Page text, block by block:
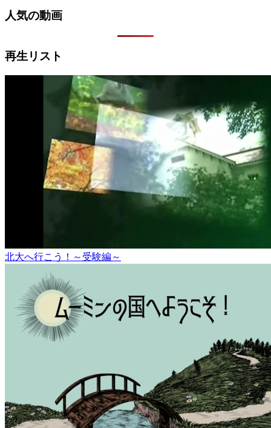
人気の動画
再生リスト
北大へ行こう！～受験編～